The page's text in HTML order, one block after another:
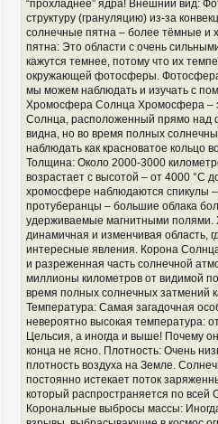
“прохладнее” ядра! Внешний вид:
структуру (грануляцию) из-за
солнечные пятна – более тёмные и
пятна: Это области с очень
кажутся темнее, потому что их
окружающей фотосферы. Фотосфера
мы можем наблюдать и изучать с
Хромосфера Солнца Хромосфера –
Солнца, расположенный прямо над
видна, но во время полных
наблюдать как красноватое кольцо
Толщина: Около 2000-3000
возрастает с высотой – от 4000 °C
хромосфере наблюдаются спикулы
протуберанцы – большие облака
удерживаемые магнитными полями.
динамичная и изменчивая область,
интересные явления. Корона
и разреженная часть солнечной
миллионы километров от видимой
время полных солнечных затмений
Температура: Самая загадочная
невероятно высокая температура:
Цельсия, а иногда и выше! Почему
конца не ясно. Плотность: Очень
плотность воздуха на Земле.
постоянно истекает поток
который распространяется по всей
Корональные выбросы массы: